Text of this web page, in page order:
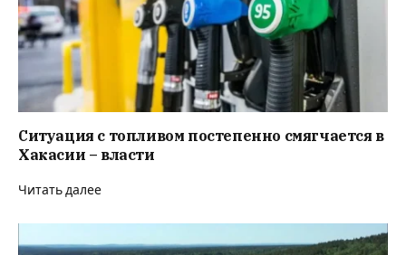
Ситуация с топливом постепенно смягчается в
Хакасии – власти
Читать далее